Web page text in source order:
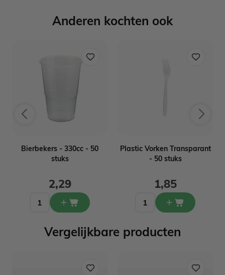
Anderen kochten ook
Bierbekers - 330cc - 50
stuks
2,29
Plastic Vorken Transparant
- 50 stuks
1,85
Vergelijkbare producten